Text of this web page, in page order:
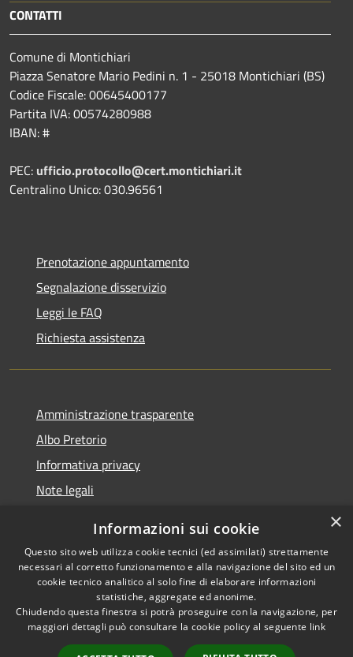
CONTATTI
Comune di Montichiari
Piazza Senatore Mario Pedini n. 1 - 25018 Montichiari (BS)
Codice Fiscale: 00645400177
Partita IVA: 00574280988
IBAN: #
PEC: ufficio.protocollo@cert.montichiari.it
Centralino Unico: 030.96561
Prenotazione appuntamento
Segnalazione disservizio
Leggi le FAQ
Richiesta assistenza
Amministrazione trasparente
Albo Pretorio
Informativa privacy
Note legali
Whisteblowing
RSS
Accessibilità
Copyright © 2026 • Comune di
×
Informazioni sui cookie
Questo sito web utilizza cookie tecnici (ed assimilati) strettamente
necessari al corretto funzionamento e alla navigazione del sito ed un
cookie tecnico analitico al solo fine di elaborare informazioni
statistiche, aggregate ed anonime.
Chiudendo questa finestra si potrà proseguire con la navigazione, per
maggiori dettagli può consultare la cookie policy al seguente link